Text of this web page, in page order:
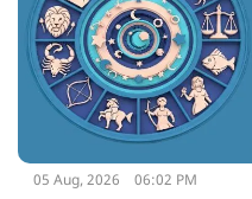
05 Aug, 2026 06:02 PM